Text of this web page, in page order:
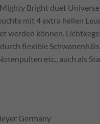
Bright duet
mit 4 extra hellen
werden können.
flexible
etc., auch als
Germany